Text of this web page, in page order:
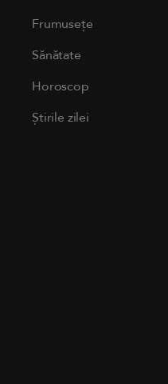
Frumusețe
Sănătate
Horoscop
Știrile zilei